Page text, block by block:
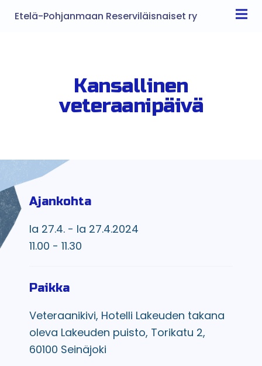
Etelä-Pohjanmaan Reserviläisnaiset ry
Kansallinen
veteraanipäivä
Ajankohta
la 27.4. - la 27.4.2024
11.00 - 11.30
Paikka
Veteraanikivi, Hotelli Lakeuden takana
oleva Lakeuden puisto, Torikatu 2,
60100 Seinäjoki